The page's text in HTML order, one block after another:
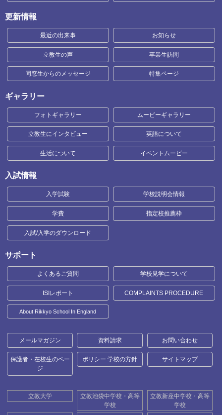
更新情報
最近の出来事 お知らせ
立教生の声 卒業生訪問
同窓生からのメッセージ 特集ページ
ギャラリー
フォトギャラリー ムービーギャラリー
立教生にインタビュー 英語について
生活について イベントムービー
入試情報
入学試験 学校説明会情報
学費 指定校推薦枠
入試/入学のダウンロード
サポート
よくあるご質問 学校見学について
ISIレポート COMPLAINTS PROCEDURE
About Rikkyo School In England
メールマガジン 資料請求 お問い合わせ
保護者・在校生のペー
ジ
ポリシー 学校の方針 サイトマップ
立教大学
立教池袋中学校・高等
学校
立教新座中学校・高等
学校